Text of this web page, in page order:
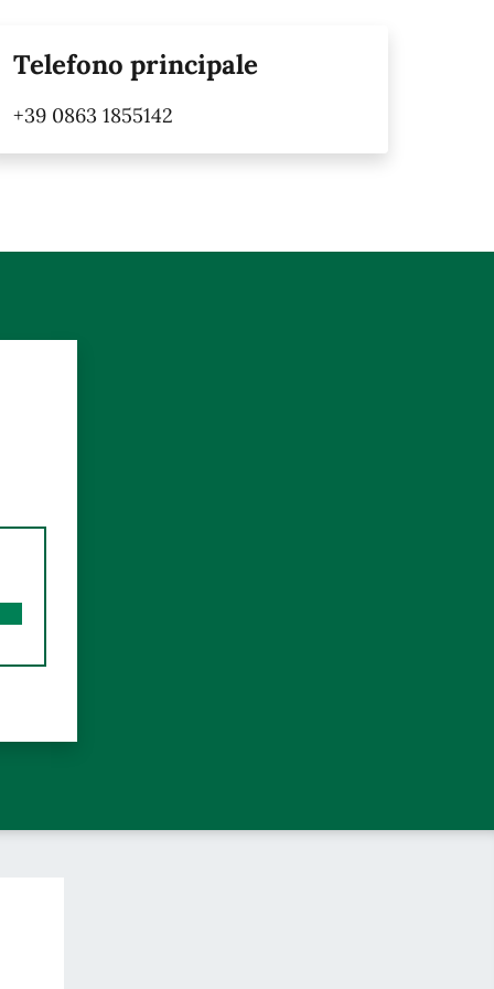
Telefono principale
+39 0863 1855142